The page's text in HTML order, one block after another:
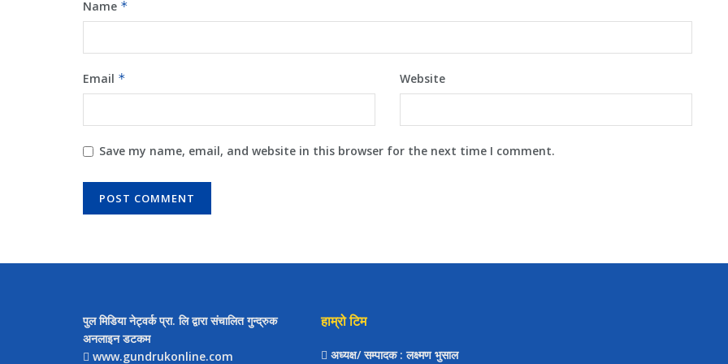
Name *
Email * Website
Save my name, email, and website in this browser for the next time I comment.
पुल मिडिया नेट्वर्क प्रा. लि द्वारा संचालित गुन्द्रुक
अनलाइन डटकम
www.gundrukonline.com
हाम्रो टिम
अध्यक्ष/ सम्पादक: लक्ष्मण भुसाल